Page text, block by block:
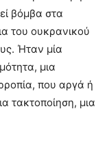
βόμβα στα
του ουκρανικού
Ήταν μία
μια
που αργά ή
τακτοποίηση, μια